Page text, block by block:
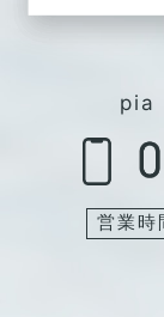
pia
営業時